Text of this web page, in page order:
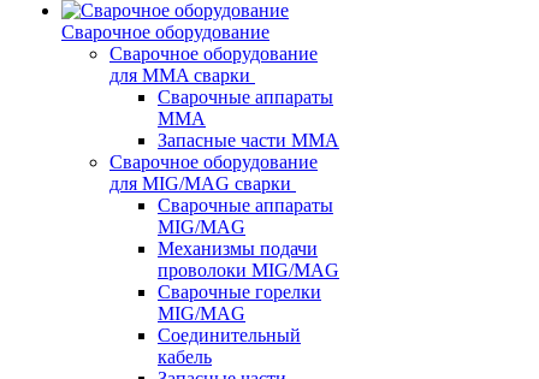
Сварочное оборудование
Сварочное оборудование
для MMA сварки
Сварочные аппараты
MMA
Запасные части MMA
Сварочное оборудование
для MIG/MAG сварки
Сварочные аппараты
MIG/MAG
Механизмы подачи
проволоки MIG/MAG
Сварочные горелки
MIG/MAG
Соединительный
кабель